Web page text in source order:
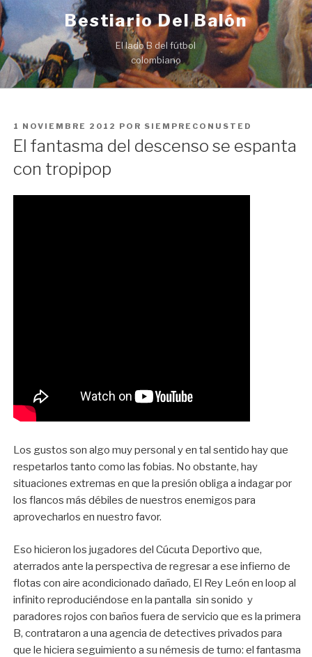
Ir
al
contenido
Bestiario Del Balón
El lado B del fútbol
colombiano
PUBLICADO
EN
1 NOVIEMBRE 2012 POR SIEMPRECONUSTED
El fantasma del descenso se espanta
con tropipop
Los gustos son algo muy personal y en tal sentido hay que
respetarlos tanto como las fobias. No obstante, hay
situaciones extremas en que la presión obliga a indagar por
los flancos más débiles de nuestros enemigos para
aprovecharlos en nuestro favor.
Eso hicieron los jugadores del Cúcuta Deportivo que,
aterrados ante la perspectiva de regresar a ese infierno de
flotas con aire acondicionado dañado, El Rey León en loop al
infinito reproduciéndose en la pantalla sin sonido y
paradores rojos con baños fuera de servicio que es la primera
B, contrataron a una agencia de detectives privados para
que le hiciera seguimiento a su némesis de turno: el fantasma